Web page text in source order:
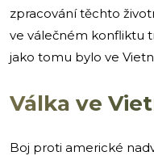
zpracování těchto
ve válečném konfliktu
jako tomu bylo ve
Válka ve
Boj proti americké